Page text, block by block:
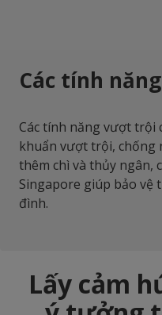
Các tính
Các tính năng vượt trội
khuẩn vượt trội, chống
thêm chì và thủy ngân,
Singapore giúp bảo vệ
đình.
Lấy cảm